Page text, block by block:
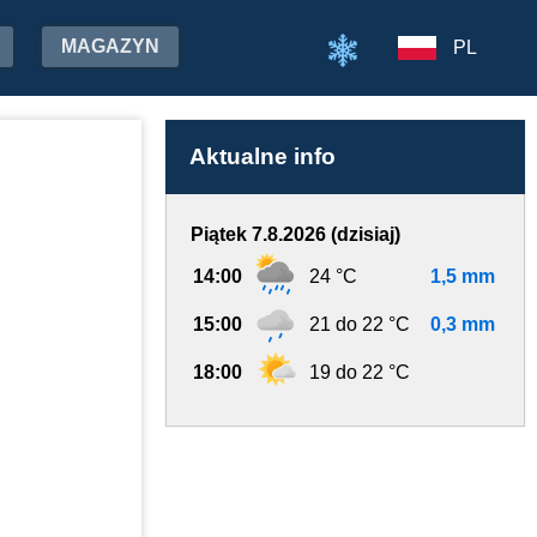
MAGAZYN PL
Aktualne info
Piątek 7.8.2026 (dzisiaj)
14:00 24 °C 1,5 mm
15:00 21 do 22 °C 0,3 mm
18:00 19 do 22 °C